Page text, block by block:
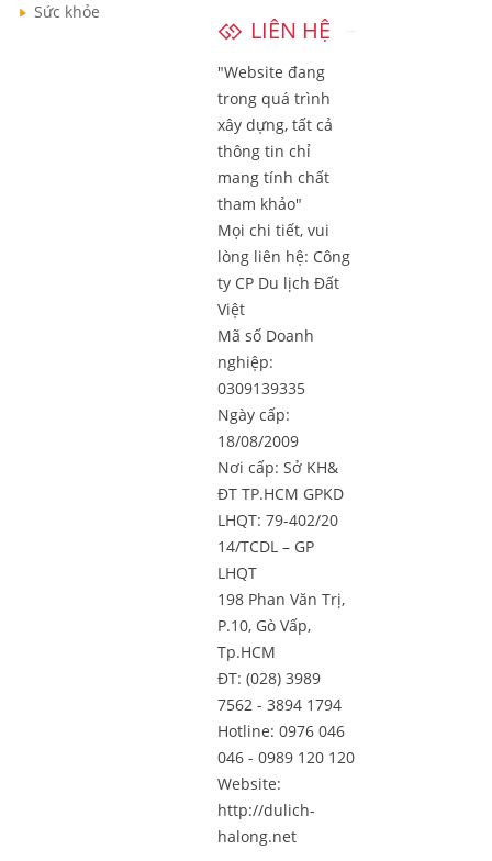
Sức khỏe
LIÊN HỆ
"Website đang
trong quá trình
xây dựng, tất cả
thông tin chỉ
mang tính chất
tham khảo"
Mọi chi tiết, vui
lòng liên hệ: Công
ty CP Du lịch Đất
Việt
Mã số Doanh
nghiệp:
0309139335
Ngày cấp:
18/08/2009
Nơi cấp: Sở KH&
ĐT TP.HCM GPKD
LHQT: 79-402/20
14/TCDL – GP
LHQT
198 Phan Văn Trị,
P.10, Gò Vấp,
Tp.HCM
ĐT: (028) 3989
7562 - 3894 1794
Hotline: 0976 046
046 - 0989 120 120
Website:
http://dulich-
halong.net